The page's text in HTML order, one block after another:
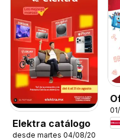
Elektra catálogo
desde martes 04/08/2026